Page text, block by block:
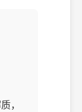
，